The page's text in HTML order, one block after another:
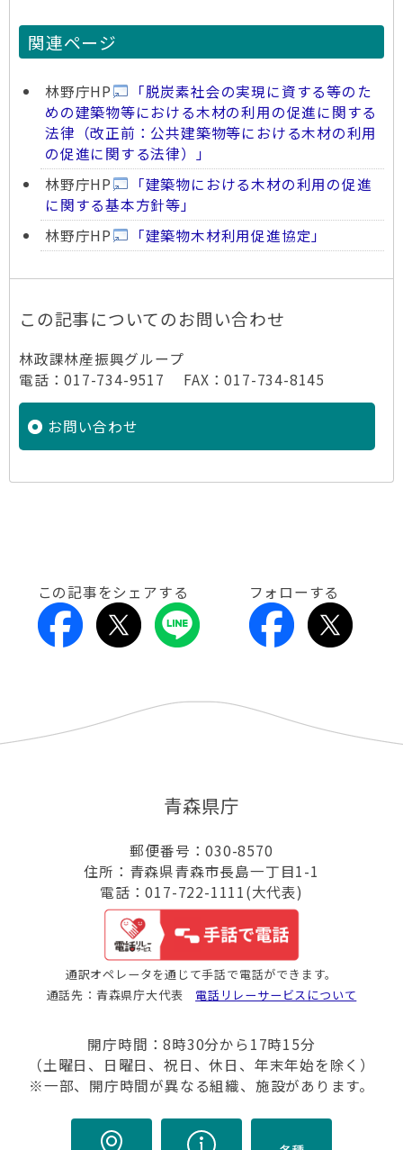
関連ページ
林野庁HP
「脱炭素社会の実現に資する等のた
めの建築物等における木材の利用の促進に関する
法律（改正前：公共建築物等における木材の利用
の促進に関する法律）」
林野庁HP
「建築物における木材の利用の促進
に関する基本方針等」
林野庁HP
「建築物木材利用促進協定」
この記事についてのお問い合わせ
林政課林産振興グループ
電話：017-734-9517 FAX：017-734-8145
お問い合わせ
この記事をシェアする フォローする
青森県庁
郵便番号：030-8570
住所：青森県青森市長島一丁目1-1
電話：017-722-1111(大代表)
通訳オペレータを通じて手話で電話ができます。
通話先：青森県庁大代表 電話リレーサービスについて
開庁時間：8時30分から17時15分
（土曜日、日曜日、祝日、休日、年末年始を除く）
※一部、開庁時間が異なる組織、施設があります。